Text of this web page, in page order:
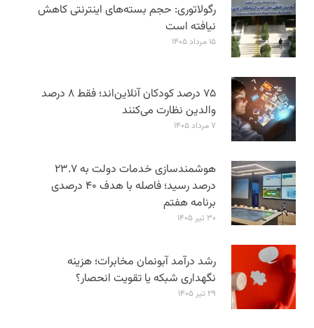
رگولاتوری: حجم بسته‌های اینترنتی کاهش
نیافته است
۱۵ مرداد ۱۴۰۵
۷۵ درصد کودکان آنلاین‌اند؛ فقط ۸ درصد
والدین نظارت می‌کنند
۷ مرداد ۱۴۰۵
هوشمندسازی خدمات دولت به ۲۳.۷
درصد رسید؛ فاصله با هدف ۴۰ درصدی
برنامه هفتم
۳۰ تیر ۱۴۰۵
رشد درآمد آبونمان مخابرات؛ هزینه
نگهداری شبکه یا تقویت انحصار؟
۲۹ تیر ۱۴۰۵